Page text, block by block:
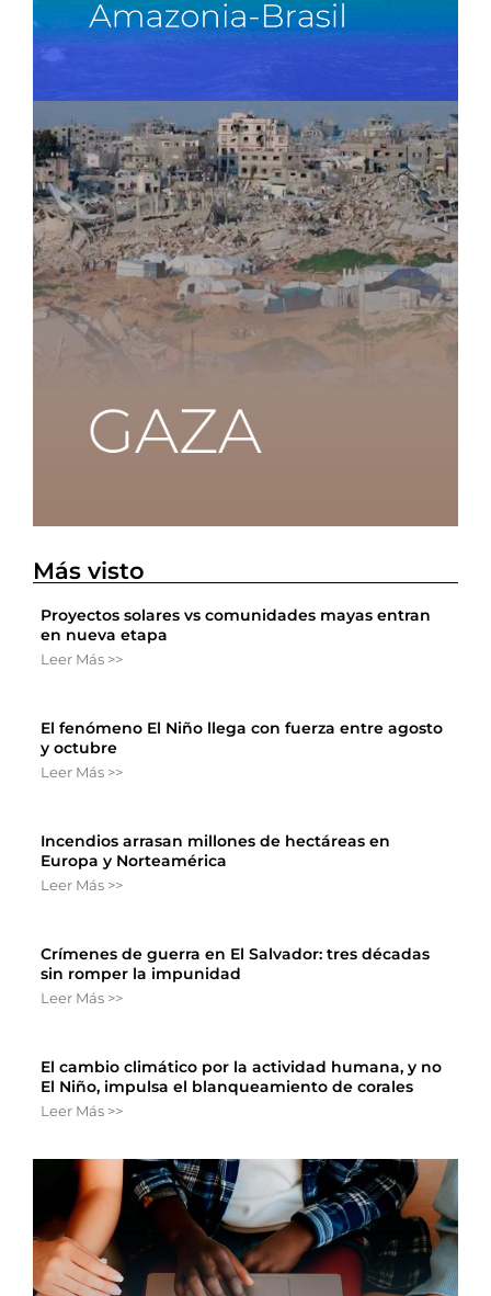
Más visto
Proyectos solares vs comunidades mayas entran
en nueva etapa
Leer Más >>
El fenómeno El Niño llega con fuerza entre agosto
y octubre
Leer Más >>
Incendios arrasan millones de hectáreas en
Europa y Norteamérica
Leer Más >>
Crímenes de guerra en El Salvador: tres décadas
sin romper la impunidad
Leer Más >>
El cambio climático por la actividad humana, y no
El Niño, impulsa el blanqueamiento de corales
Leer Más >>